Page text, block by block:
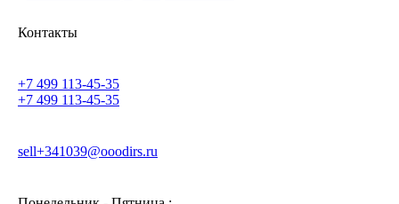
Контакты
+7 499 113-45-35
+7 499 113-45-35
sell+341039@ooodirs.ru